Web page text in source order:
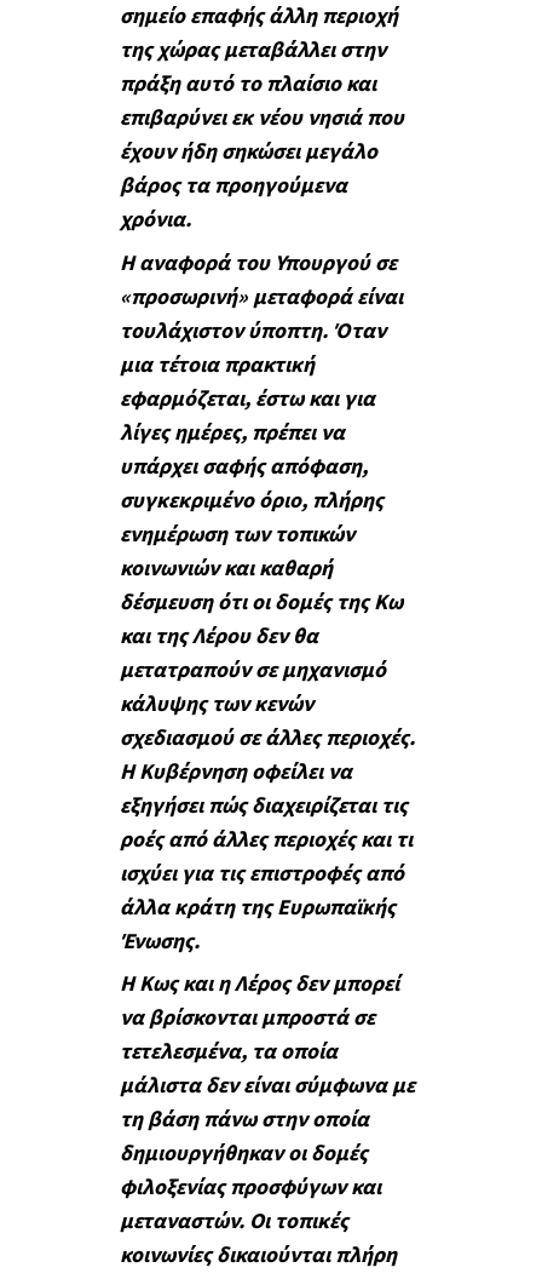
σημείο επαφής άλλη περιοχή
της χώρας μεταβάλλει στην
πράξη αυτό το πλαίσιο και
επιβαρύνει εκ νέου νησιά που
έχουν ήδη σηκώσει μεγάλο
βάρος τα προηγούμενα
χρόνια.
Η αναφορά του Υπουργού σε
«προσωρινή» μεταφορά είναι
τουλάχιστον ύποπτη. Όταν
μια τέτοια πρακτική
εφαρμόζεται, έστω και για
λίγες ημέρες, πρέπει να
υπάρχει σαφής απόφαση,
συγκεκριμένο όριο, πλήρης
ενημέρωση των τοπικών
κοινωνιών και καθαρή
δέσμευση ότι οι δομές της Κω
και της Λέρου δεν θα
μετατραπούν σε μηχανισμό
κάλυψης των κενών
σχεδιασμού σε άλλες περιοχές.
Η Κυβέρνηση οφείλει να
εξηγήσει πώς διαχειρίζεται τις
ροές από άλλες περιοχές και τι
ισχύει για τις επιστροφές από
άλλα κράτη της Ευρωπαϊκής
Ένωσης.
Η Κως και η Λέρος δεν μπορεί
να βρίσκονται μπροστά σε
τετελεσμένα, τα οποία
μάλιστα δεν είναι σύμφωνα με
τη βάση πάνω στην οποία
δημιουργήθηκαν οι δομές
φιλοξενίας προσφύγων και
μεταναστών. Οι τοπικές
κοινωνίες δικαιούνται πλήρη